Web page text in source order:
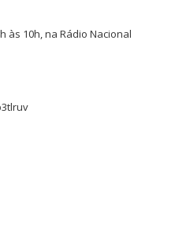
às 10h, na Rádio Nacional